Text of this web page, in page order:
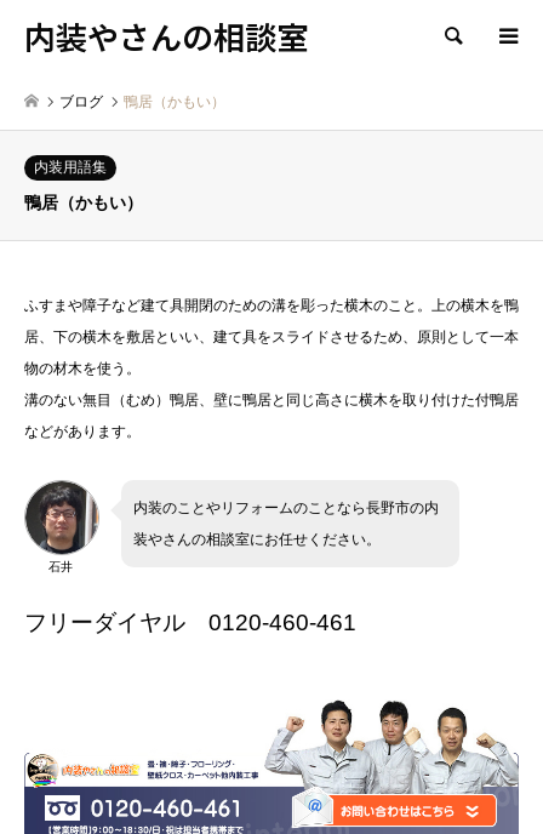
内装やさんの相談室 検索
ブログ 鴨居（かもい）
内装用語集
鴨居（かもい）
ふすまや障子など建て具開閉のための溝を彫った横木のこと。上の横木を鴨
居、下の横木を敷居といい、建て具をスライドさせるため、原則として一本
物の材木を使う。
溝のない無目（むめ）鴨居、壁に鴨居と同じ高さに横木を取り付けた付鴨居
などがあります。
石井
内装のことやリフォームのことなら長野市の内
装やさんの相談室にお任せください。
フリーダイヤル 0120-460-461